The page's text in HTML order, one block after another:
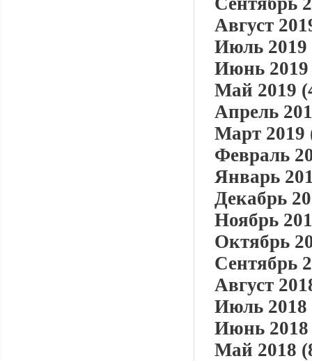
Август
Июль 2019
Июнь 2019
Май 2019
Апрель
Март 2019
Февраль
Январь
Декабрь
Ноябрь
Октябрь
Сентябрь
Август
Июль 2018
Июнь 2018
Май 2018